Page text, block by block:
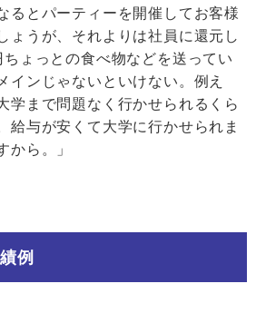
るとパーティーを開催してお客様
ょうが、それよりは社員に還元し
ょっとの食べ物などを送ってい
インじゃないといけない。例え
学まで問題なく行かせられるくら
給与が安くて大学に行かせられま
ら。」
例